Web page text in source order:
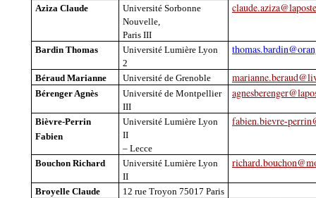
Aziza Claude
Université Sorbonne
Nouvelle,
Paris III
BardinThomas
Université Lumière Lyon
2
Béraud Marianne Université de Grenoble
Bérenger Agnès
Université de Montpellier
III
Bièvre-Perrin
Fabien
Université Lumière Lyon
II
– Lecce
fabien.bievre-
Bouchon Richard
Université Lumière Lyon
II
BroyelleClaude
12 rue Troyon 75017 Paris